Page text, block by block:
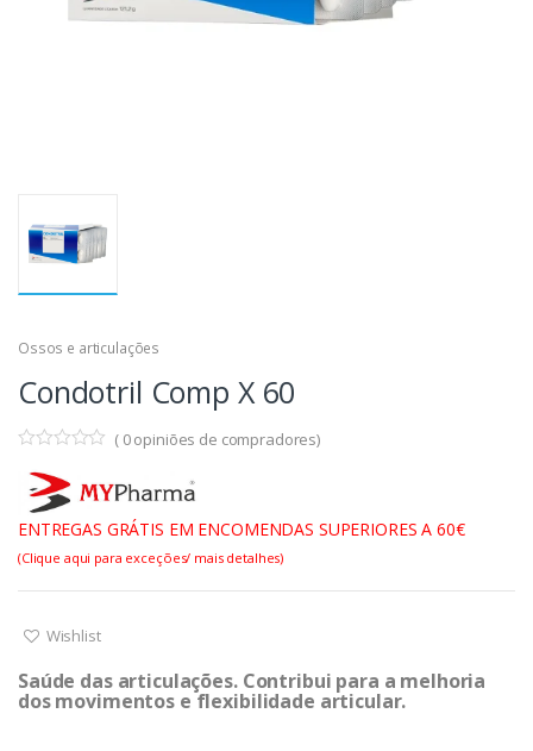
Ossos e articulações
Condotril Comp X 60
( 0opiniões de compradores)
ENTREGAS GRÁTIS EM ENCOMENDAS SUPERIORES A 60€
(Clique aqui para exceções/ mais detalhes)
Wishlist
Saúde das articulações. Contribui para a melhoria
dos movimentos e flexibilidade articular.